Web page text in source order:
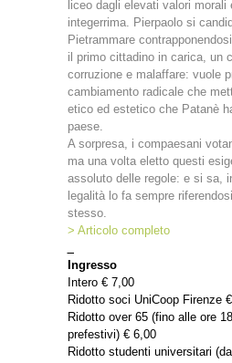
liceo dagli elevati valori morali
integerrima. Pierpaolo si
Pietrammare
il primo cittadino in carica, un
corruzione e malaffare: vuole
cambiamento radicale che
etico ed estetico che Patanè
paese.
A sorpresa, i compaesani
ma una volta eletto questi
assoluto delle regole: e si sa,
legalità lo fa sempre
stesso.
> Articolo completo
Ingresso
Intero € 7,00
Ridotto soci UniCoop Firenze
Ridotto over 65 (fino alle ore
prefestivi) € 6,00
Ridotto studenti universitari